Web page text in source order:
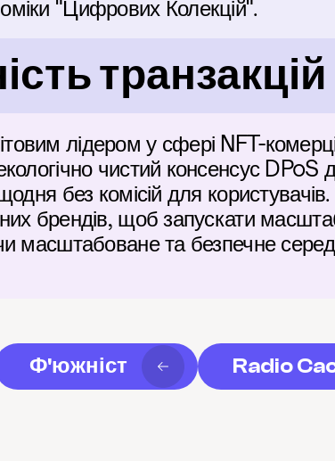
"Цифрових Колекцій".
транзакцій
лідером у сфері NFT-
чистий консенсус
без комісій для
брендів, щоб запускати
масштабоване та безпечне
Ф'южніст Radio